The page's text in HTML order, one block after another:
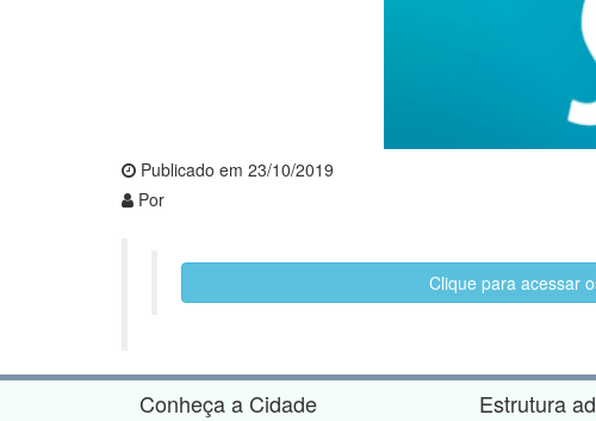
Publicado em 23/10/2019
Por
Clique para acessar
Conheça a Cidade Estrutura